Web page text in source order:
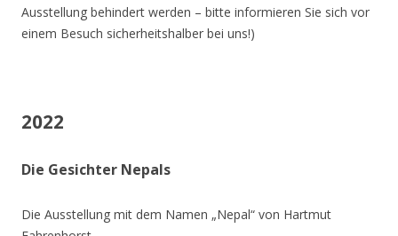
Ausstellung behindert werden – bitte informieren Sie sich vor
einem Besuch sicherheitshalber bei uns!)
2022
Die Gesichter Nepals
Die Ausstellung mit dem Namen „Nepal“ von Hartmut